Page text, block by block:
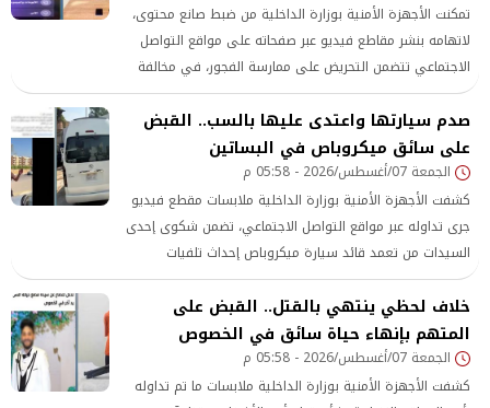
تمكنت الأجهزة الأمنية بوزارة الداخلية من ضبط صانع محتوى،
لاتهامه بنشر مقاطع فيديو عبر صفحاته على مواقع التواصل
الاجتماعي تتضمن التحريض على ممارسة الفجور، في مخالفة
للقيم المجتمعية.
صدم سيارتها واعتدى عليها بالسب.. القبض
على سائق ميكروباص في البساتين
الجمعة 07/أغسطس/2026 - 05:58 م
كشفت الأجهزة الأمنية بوزارة الداخلية ملابسات مقطع فيديو
جرى تداوله عبر مواقع التواصل الاجتماعي، تضمن شكوى إحدى
السيدات من تعمد قائد سيارة ميكروباص إحداث تلفيات
بسيارتها، إثر خلاف بينهما على أولوية المرور بدائرة قسم
شرطة البساتين بالقاهرة.
خلاف لحظي ينتهي بالقتل.. القبض على
المتهم بإنهاء حياة سائق في الخصوص
الجمعة 07/أغسطس/2026 - 05:58 م
كشفت الأجهزة الأمنية بوزارة الداخلية ملابسات ما تم تداوله